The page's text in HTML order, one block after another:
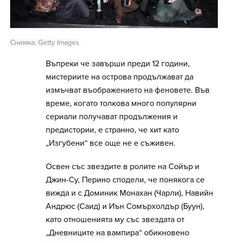
Снимка: Getty Images
Въпреки че завърши преди 12 години,
мистериите на острова продължават да
измъчват въображението на феновете. Във
време, когато толкова много популярни
сериали получават продължения и
предистории, е странно, че хит като
„Изгубени“ все още не е съживен.
Освен със звездите в ролите на Сойър и
Джин-Су, Перино сподели, че понякога се
вижда и с Доминик Монахан (Чарли), Навийн
Андрюс (Саид) и Иън Сомърхолдър (Буун),
като отношенията му със звездата от
„Дневниците на вампира“ обикновено